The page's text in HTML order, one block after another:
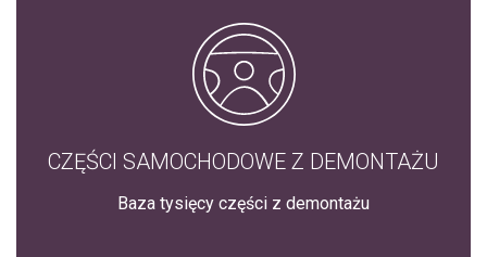
CZĘŚCI SAMOCHODOWE Z DEMONTAŻU
Baza tysięcy części z demontażu